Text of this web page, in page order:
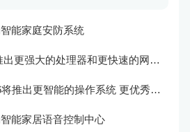
能家庭安防系统
Huawei P70将推出更强大的处理器和更快速的网络连接
Apple iPhone 16将推出更智能的操作系统 更优秀的音频效果
能家居语音控制中心